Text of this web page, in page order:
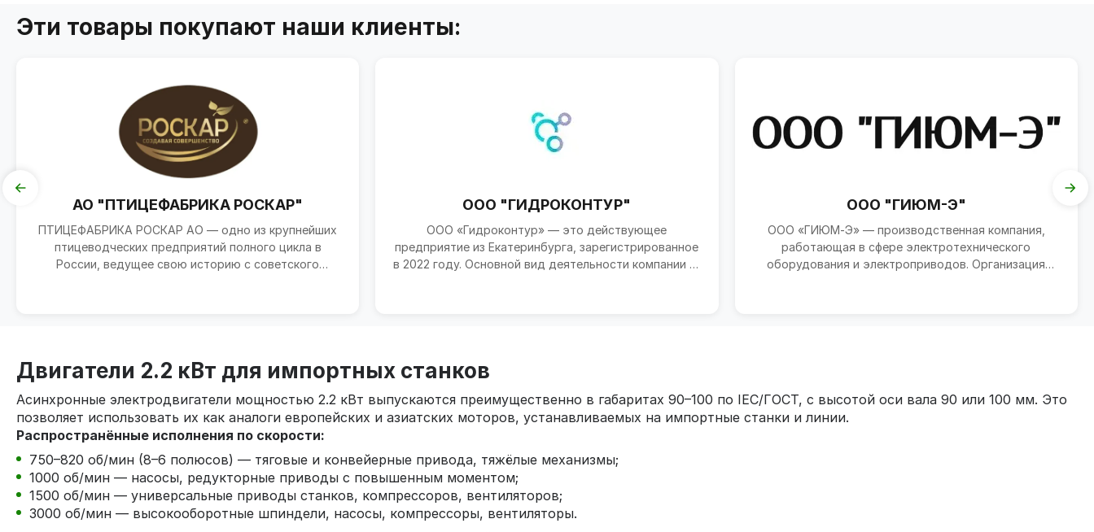
Эти товары покупают наши клиенты:
АО "ПТИЦЕФАБРИКА РОСКАР"
ПТИЦЕФАБРИКА РОСКАР АО — одно из крупнейших
птицеводческих предприятий полного цикла в
России, ведущее свою историю с советского
ООО "ГИДРОКОНТУР"
ООО «Гидроконтур» — это действующее
предприятие из Екатеринбурга, зарегистрированное
в 2022 году. Основной вид деятельности компании —
ООО "ГИЮМ-Э"
ООО «ГИЮМ‑Э» — производственная компания,
работающая в сфере электротехнического
оборудования и электроприводов. Организация
Двигатели 2.2 кВт для импортных станков
Асинхронные электродвигатели мощностью 2.2 кВт выпускаются преимущественно в габаритах 90–100 по IEC/ГОСТ, с высотой оси вала 90 или 100 мм. Это
позволяет использовать их как аналоги европейских и азиатских моторов, устанавливаемых на импортные станки и линии.
Распространённые исполнения по скорости:
750–820 об/мин (8–6 полюсов) — тяговые и конвейерные привода, тяжёлые механизмы;
1000 об/мин — насосы, редукторные приводы с повышенным моментом;
1500 об/мин — универсальные приводы станков, компрессоров, вентиляторов;
3000 об/мин — высокооборотные шпиндели, насосы, компрессоры, вентиляторы.